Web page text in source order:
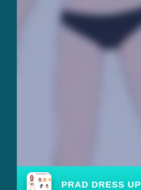
PRAD DRESS UP